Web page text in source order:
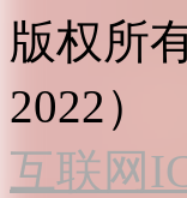
版权所
2022）
互联网